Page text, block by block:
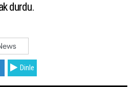
durdu.
Dinle